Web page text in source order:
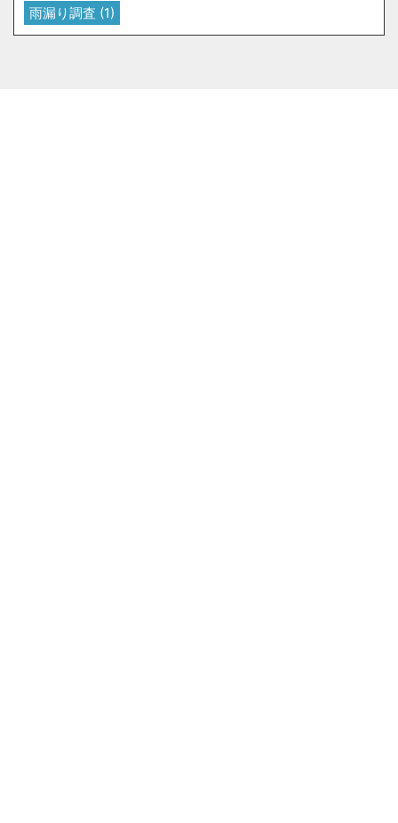
雨漏り調査 (1)